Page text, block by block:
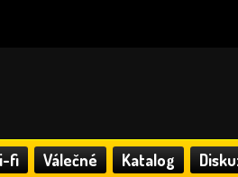
fi Válečné Katalog